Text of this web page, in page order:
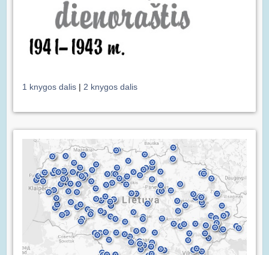
1 knygos dalis | 2 knygos dalis